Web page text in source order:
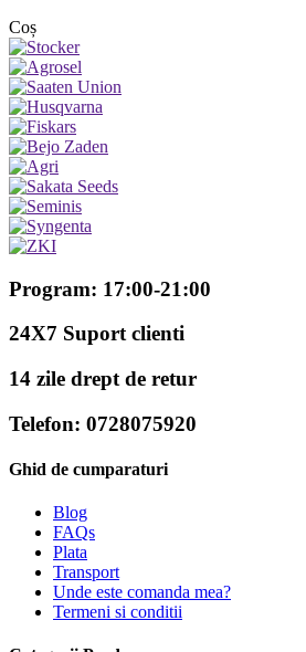
Coș
Program: 17:00-21:00
24X7 Suport clienti
14 zile drept de retur
Telefon: 0728075920
Ghid de cumparaturi
Blog
FAQs
Plata
Transport
Unde este comanda mea?
Termeni si conditii